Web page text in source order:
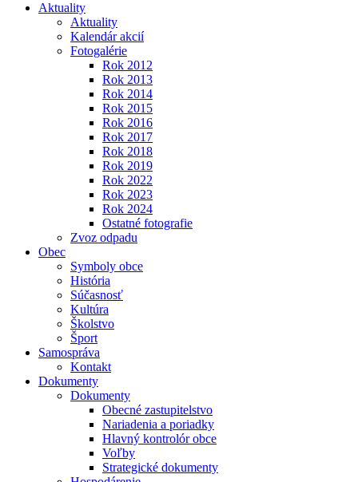
Aktuality
Aktuality
Kalendár akcií
Fotogalérie
Rok 2012
Rok 2013
Rok 2014
Rok 2015
Rok 2016
Rok 2017
Rok 2018
Rok 2019
Rok 2022
Rok 2023
Rok 2024
Ostatné fotografie
Zvoz odpadu
Obec
Symboly obce
História
Súčasnosť
Kultúra
Školstvo
Šport
Samospráva
Kontakt
Dokumenty
Dokumenty
Obecné zastupitelstvo
Nariadenia a poriadky
Hlavný kontrolór obce
Voľby
Strategické dokumenty